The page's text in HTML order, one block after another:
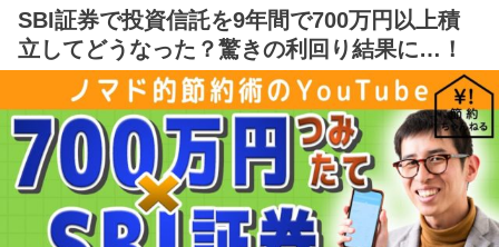
SBI証券で投資信託を9年間で700万円以上積
立してどうなった？驚きの利回り結果に…！